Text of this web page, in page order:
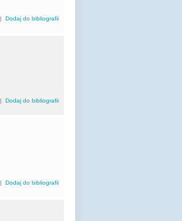
|Dodaj do bibliografii
|Dodaj do bibliografii
|Dodaj do bibliografii